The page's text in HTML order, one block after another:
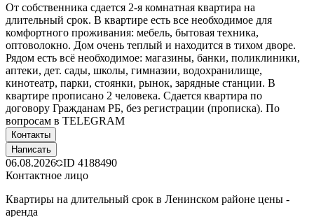
От собственника сдается 2-я комнатная квартира на
длительный срок. В квартире есть все необходимое для
комфортного проживания: мебель, бытовая техника,
оптоволокно. Дом очень теплый и находится в тихом дворе.
Рядом есть всё необходимое: магазины, банки, поликлиники,
аптеки, дет. сады, школы, гимназии, водохранилище,
кинотеатр, парки, стоянки, рынок, зарядные станции. В
квартире прописано 2 человека. Сдается квартира по
договору Гражданам РБ, без регистрации (прописка). По
вопросам в TELEGRAM
Контакты
Написать
06.08.2026 ID 4188490
Контактное лицо
Квартиры на длительный срок в Ленинском районе цены -
аренда